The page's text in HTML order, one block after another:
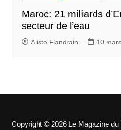
Maroc: 21 milliards
secteur de l’eau
Aliste Flandrain 10
Copyright © 2026 Le Magazine du